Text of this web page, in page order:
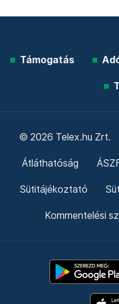
Támogatás
© 2026 Telex.hu Zrt.
Átláthatóság
Sütitájékoztató
Kommentelési